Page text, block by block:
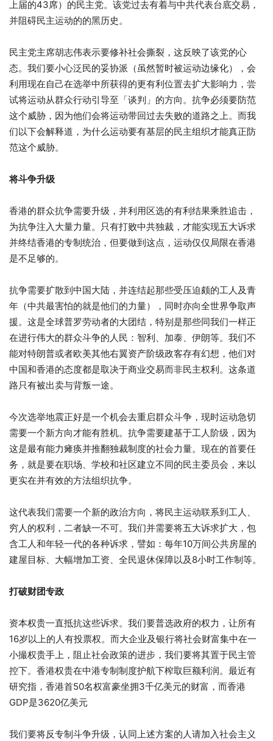
上届的43席）的民主党。该党过去有着与中共代表台底交易，
并阻碍民主运动的的黑历史。
民主党主席胡志伟表示要修补社会撕裂，这反映了该党的心
态。我们要小心泛民的妥协派（虽然暂时被运动边缘化），会
利用现在自己在选举中所获得的更有利位置去扩大影响力，尝
试将运动从群众行动引导至「谈判」的方向。抗争必须要防范
这个威胁，因为他们会将运动带回过去失败的道路之上。而我
们以下会解释道，为什么运动要有基层的民主组织才能真正防
范这个威胁。
将斗争升级
香港的群众抗争需要升级，并利用区选的有利结果乘胜追击，
为抗争注入大量力量。只有打败中共独裁，才能实现五大诉求
并终结香港的专制统治，但要做到这点，运动仅仅局限在香港
是不足够的。
抗争需要扩散到中国大陆，并连结起那些受压迫颇的工人及青
年（中共最害怕的就是他们的力量），同时亦向全世界争取声
援。这是全球普罗劳动者的大团结，特别是那些同我们一样正
在进行伟大的群众斗争的人民：智利、加泰、伊朗等。我们不
能对特朗普或者欧美其他右翼资产阶级政客存有幻想，他们对
中国和香港的态度都是取决于商业交易而非民主权利。这条道
路只有被出卖与背叛一途。
今次选举地震正好是一个机会去重启群众斗争，现时运动急切
需要一个新方向才能有胜机。抗争需要建基于工人阶级，因为
这是最有能力瘫痪并推翻独裁制度的社会力量。现在的首要任
务，就是要在职场、学校和社区建立不同的民主委员会，来以
更实在并有效的方法组织抗争。
这代表我们需要一个新的政治方向，将民主运动联系​​到工人、
穷人的权利，二者缺一不可。我们并需要将五大诉求扩大，包
含工人和年轻一代的各种诉求，譬如：每年10万间公共房屋的
建屋目标、大幅增加工资、全民退休保障以及8小时工作制等。
打破财团专政
资本权贵一直抵抗这些诉求。我们要普选政府的权力，让所有
16岁以上的人有投票权。而大企业及银行将社会财富集中在一
小撮权贵手上，阻止社会政策的进步，我们要将其置于民主管
控下。香港权贵在中港专制制度护航下榨取巨额利润。最近有
研究指，香港首50名权富豪坐拥3千亿美元的财富，而香港
GDP是3620亿美元
我们要将反专制斗争升级，认同上述方案的人请加入社会主义